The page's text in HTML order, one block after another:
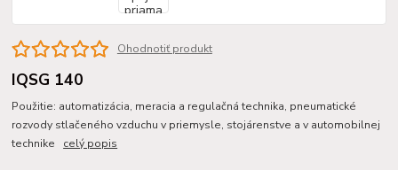
Ohodnotiť produkt
IQSG 140
Použitie: automatizácia, meracia a regulačná technika, pneumatické
rozvody stlačeného vzduchu v priemysle, stojárenstve a v automobilnej
technike celý popis